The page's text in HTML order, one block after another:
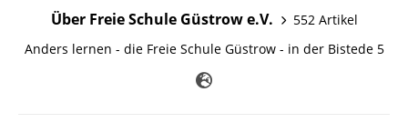
Über Freie Schule Güstrow e.V.
552 Artikel
Anders lernen - die Freie Schule Güstrow - in der Bistede 5